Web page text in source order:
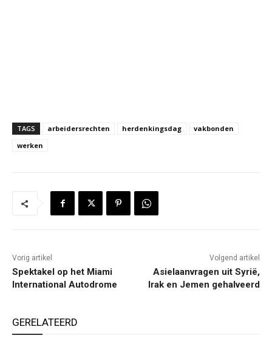
TAGS arbeidersrechten herdenkingsdag
vakbonden
werken
Vorig artikel
Spektakel op het Miami
International Autodrome
Volgend artikel
Asielaanvragen uit Syrië,
Irak en Jemen gehalveerd
GERELATEERD